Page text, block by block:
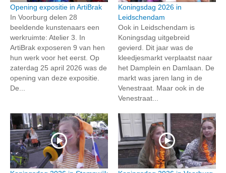
Opening expositie in ArtiBrak
In Voorburg delen 28
beeldende kunstenaars een
werkruimte: Atelier 3. In
ArtiBrak exposeren 9 van hen
hun werk voor het eerst. Op
zaterdag 25 april 2026 was de
opening van deze expositie.
De...
Koningsdag 2026 in
Leidschendam
Ook in Leidschendam is
Koningsdag uitgebreid
gevierd. Dit jaar was de
kleedjesmarkt verplaatst naar
het Damplein en Damlaan. De
markt was jaren lang in de
Venestraat. Maar ook in de
Venestraat...